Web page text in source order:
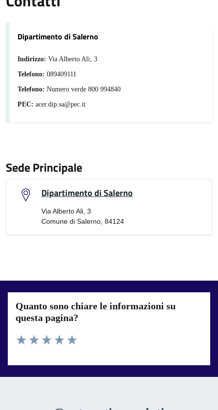
Dipartimento di Salerno
Indirizzo: Via Alberto Ali, 3
Telefono: 089409111
Telefono: Numero verde 800 994840
PEC: acer.dip.sa@pec.it
Sede Principale
Dipartimento di Salerno
Via Alberto Ali, 3
Comune di Salerno, 84124
Quanto sono chiare le informazioni su
questa pagina?